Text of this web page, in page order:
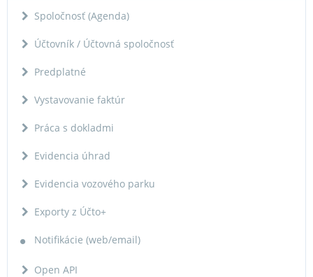
Spoločnosť (Agenda)
Účtovník / Účtovná spoločnosť
Predplatné
Vystavovanie faktúr
Práca s dokladmi
Evidencia úhrad
Evidencia vozového parku
Exporty z Účto+
Notifikácie (web/email)
Open API